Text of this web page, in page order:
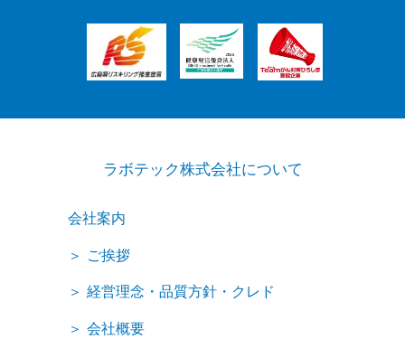
ラボテック株式会社について
会社案内
ご挨拶
経営理念・品質方針・クレド
会社概要